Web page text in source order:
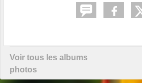
Voir tous les albums
photos